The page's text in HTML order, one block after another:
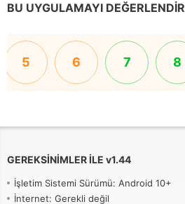
BU UYGULAMAYI DEĞERLENDIR
5 6 7 8
GEREKSINIMLER ILE v1.44
İşletim Sistemi Sürümü: Android 10+
İnternet: Gerekli değil